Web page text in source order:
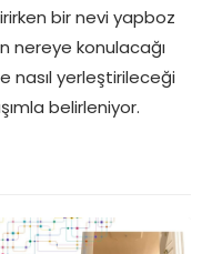
bir nevi yapboz
nereye konulacağı
nasıl yerleştirileceği
belirleniyor.